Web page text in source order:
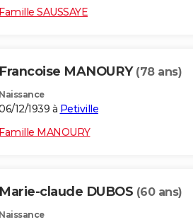
Famille SAUSSAYE
Francoise MANOURY (78 ans)
Naissance
12/1939 à Petiville
Famille MANOURY
Marie-claude DUBOS (60 ans)
Naissance